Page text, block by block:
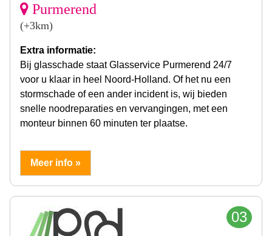
Purmerend
(+3km)
Extra informatie:
Bij glasschade staat Glasservice Purmerend 24/7
voor u klaar in heel Noord-Holland. Of het nu een
stormschade of een ander incident is, wij bieden
snelle noodreparaties en vervangingen, met een
monteur binnen 60 minuten ter plaatse.
Meer info »
03